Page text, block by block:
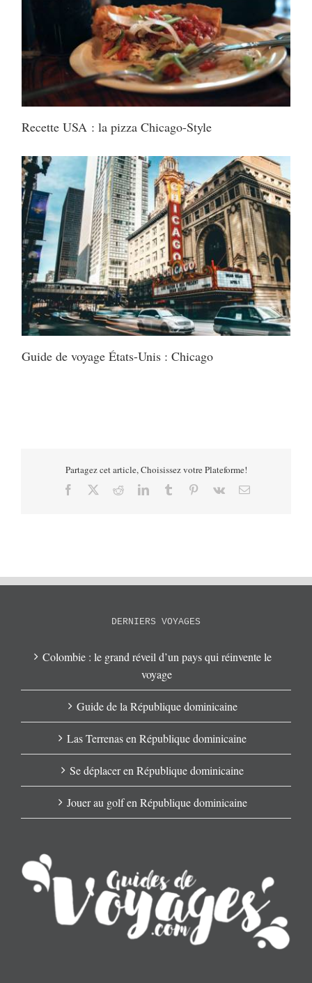
Recette USA : la pizza Chicago-Style
Guide de voyage États-Unis : Chicago
Partagez cet article, Choisissez votre Plateforme!
Facebook RedditLinkedInTumblr Pinterest
Vk Email
DERNIERS VOYAGES
Colombie : le grand réveil d’un pays qui réinvente le
voyage
Guide de la République dominicaine
Las Terrenas en République dominicaine
Se déplacer en République dominicaine
Jouer au golf en République dominicaine